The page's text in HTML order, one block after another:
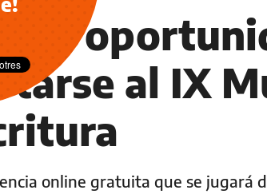
al IX
online gratuita que se jugará